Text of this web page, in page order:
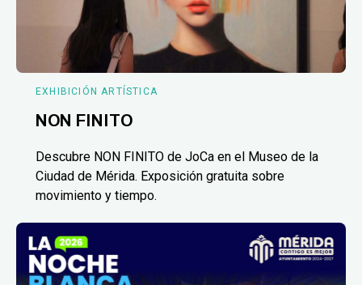
EXHIBICIÓN ARTÍSTICA
NON FINITO
Descubre NON FINITO de JoCa en el Museo de la
Ciudad de Mérida. Exposición gratuita sobre
movimiento y tiempo.